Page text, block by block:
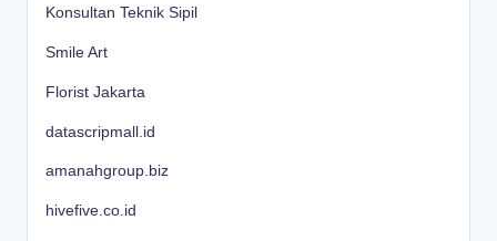
Konsultan Teknik Sipil
Smile Art
Florist Jakarta
datascripmall.id
amanahgroup.biz
hivefive.co.id